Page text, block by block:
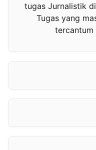
tugas Jurnalistik
Tugas yang
tercantum